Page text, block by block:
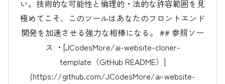
い。技術的な可能性と倫理的・法的な許容範囲を見
極めてこそ、このツールはあなたのフロントエンド
開発を加速させる強力な相棒になる。 ## 参照ソー
ス ・[JCodesMore/ai-website-cloner-
template（GitHub README）]
(https://github.com/JCodesMore/ai-website-